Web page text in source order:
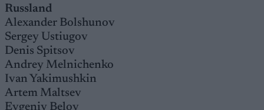
Russland
Alexander Bolshunov
Sergey Ustiugov
Denis Spitsov
Andrey Melnichenko
Ivan Yakimushkin
Artem Maltsev
Evgeniy Belov